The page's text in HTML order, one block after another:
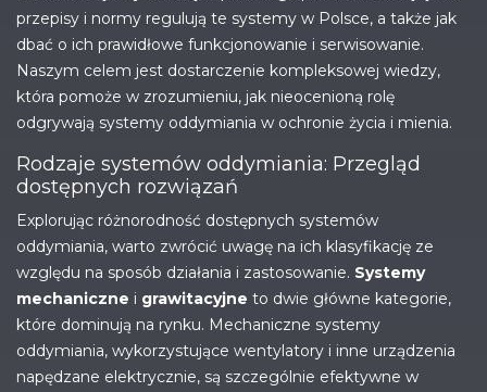
przepisy i normy regulują te systemy w Polsce, a także jak
dbać o ich prawidłowe funkcjonowanie i serwisowanie.
Naszym celem jest dostarczenie kompleksowej wiedzy,
która pomoże w zrozumieniu, jak nieocenioną rolę
odgrywają systemy oddymiania w ochronie życia i mienia.
Rodzaje systemów oddymiania: Przegląd
dostępnych rozwiązań
Explorując różnorodność dostępnych systemów
oddymiania, warto zwrócić uwagę na ich klasyfikację ze
względu na sposób działania i zastosowanie. Systemy
mechaniczne i grawitacyjne to dwie główne kategorie,
które dominują na rynku. Mechaniczne systemy
oddymiania, wykorzystujące wentylatory i inne urządzenia
napędzane elektrycznie, są szczególnie efektywne w